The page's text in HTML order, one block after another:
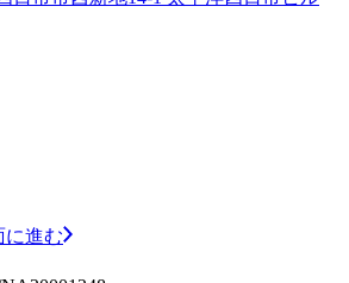
に進む